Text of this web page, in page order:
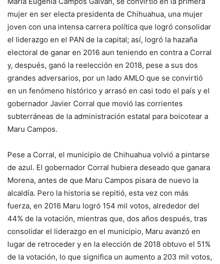
mujer en ser electa presidenta de Chihuahua, una mujer
joven con una intensa carrera política que logró consolidar
el liderazgo en el PAN de la capital; así, logró la hazaña
electoral de ganar en 2016 aun teniendo en contra a Corral
y, después, ganó la reelección en 2018, pese a sus dos
grandes adversarios, por un lado AMLO que se convirtió
en un fenómeno histórico y arrasó en casi todo el país y el
gobernador Javier Corral que movió las corrientes
subterráneas de la administración estatal para boicotear a
Maru Campos.
Pese a Corral, el municipio de Chihuahua volvió a pintarse
de azul. El gobernador Corral hubiera deseado que ganara
Morena, antes de que Maru Campos pisara de nuevo la
alcaldía. Pero la historia se repitió, esta vez con más
fuerza, en 2016 Maru logró 154 mil votos, alrededor del
44% de la votación, mientras que, dos años después, tras
consolidar el liderazgo en el municipio, Maru avanzó en
lugar de retroceder y en la elección de 2018 obtuvo el 51%
de la votación, lo que significa un aumento a 203 mil votos,